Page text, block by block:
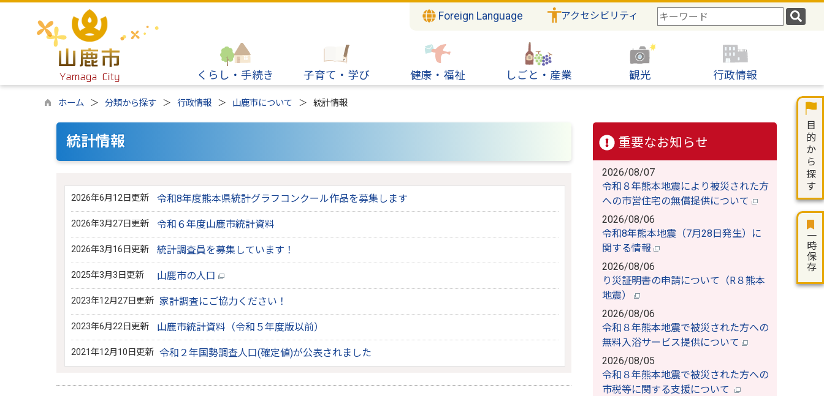
Foreign Language アクセシビリティ
検
ー
くらし・手続き 子育て・学び 健康・福祉 しごと・産業 観光 行政情報
ホーム 分類から探す 行政情報 山鹿市について 統計情報
統計情報
2026年6月12日更新 令和8年度熊本県統計グラフコンクール作品を募集します
2026年3月27日更新 令和６年度山鹿市統計資料
2026年3月16日更新 統計調査員を募集しています！
2025年3月3日更新 山鹿市の人口
2023年12月27日更新 家計調査にご協力ください！
2023年6月22日更新 山鹿市統計資料（令和５年度版以前）
2021年12月10日更新 令和２年国勢調査人口(確定値)が公表されました
重要なお知らせ
2026/08/07
令和８年熊本地震により被災された方
への市営住宅の無償提供について
2026/08/06
令和8年熊本地震（7月28日発生）に
関する情報
2026/08/06
り災証明書の申請について（R８熊本
地震）
2026/08/06
令和８年熊本地震で被災された方への
無料入浴サービス提供について
2026/08/05
令和８年熊本地震で被災された方への
市税等に関する支援について
一時保存